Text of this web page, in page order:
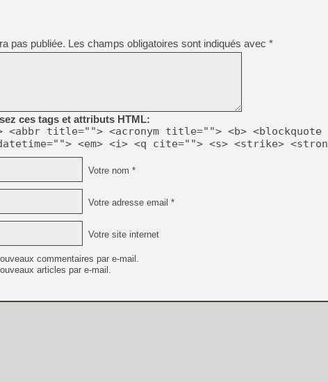
[GK] Minecraft et ses «
[GK] Beast of
[GK] Ubisoft : fin de partie
[GK] Mémoire cash -
[GK] Dan Houser (GTA)
[GK] Comment EA Sports
[GK] Crimson Moon : un
[GK] Isle of Reveries : le
[GK] Moonlighter 2 : The
[GK] Capcom relance
[GK] Le beat'em up The
[GK] Endless Legend 2 :
[LS] [PS5] Le WebKit
[GK] Oubliez Crazy Taxi,
[LS] [Switch] NSZ 5.0.0
pas publiée. Les champs obligatoires sont indiqués avec *
ces tags et attributs HTML:
title=""> <acronym title=""> <b> <blockquote
<em> <i> <q cite=""> <s> <strike>
Votre nom *
Votre adresse email *
Votre site internet
commentaires par e-mail.
articles par e-mail.